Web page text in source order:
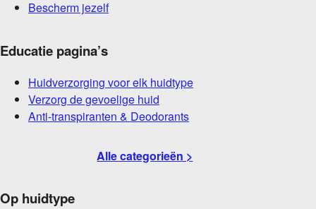
Bescherm jezelf
Educatie pagina’s
Huidverzorging voor elk huidtype
Verzorg de gevoelige huid
Anti-transpiranten & Deodorants
Alle categorieën >
Op huidtype